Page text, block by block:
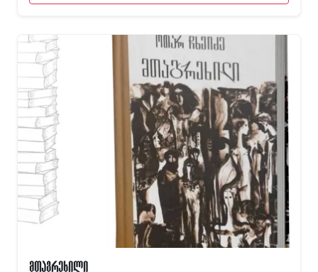
მთაგრეხილი